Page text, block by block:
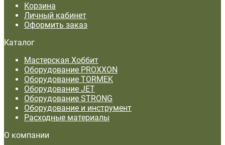
Корзина
Личный кабинет
Оформить заказ
Каталог
Мастерская Хоббит
Оборудование PROXXON
Оборудование TORMEK
Оборудование JET
Оборудование STRONG
Оборудование и инструмент
Расходные материалы
О компании